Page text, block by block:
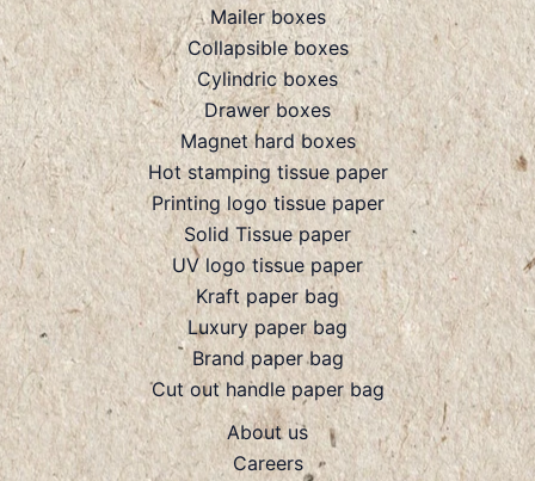
Mailer boxes
Collapsible boxes
Cylindric boxes
Drawer boxes
Magnet hard boxes
Hot stamping tissue paper
Printing logo tissue paper
Solid Tissue paper
UV logo tissue paper
Kraft paper bag
Luxury paper bag
Brand paper bag
Cut out handle paper bag
About us
Careers